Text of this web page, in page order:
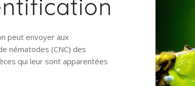
peut envoyer aux
nématodes (CNC) des
qui leur sont apparentées